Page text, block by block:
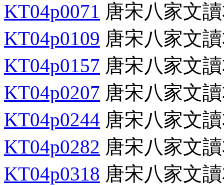
KT04p0071 唐宋八家文
KT04p0109 唐宋八家文
KT04p0157 唐宋八家文
KT04p0207 唐宋八家文
KT04p0244 唐宋八家文
KT04p0282 唐宋八家文
KT04p0318 唐宋八家文